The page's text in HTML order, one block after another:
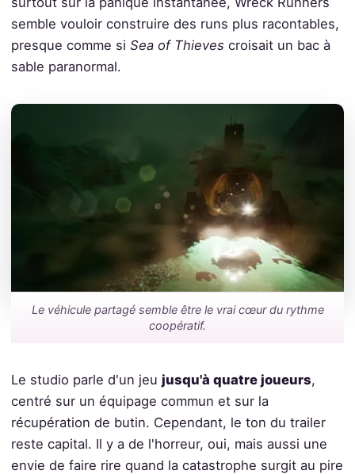
semble vouloir construire des runs plus racontables,
presque comme si Sea of Thieves croisait un bac à
sable paranormal.
Le véhicule partagé semble être le vrai cœur du rythme
coopératif.
Le studio parle d'un jeu jusqu'à quatre joueurs,
centré sur un équipage commun et sur la
récupération de butin. Cependant, le ton du trailer
reste capital. Il y a de l'horreur, oui, mais aussi une
envie de faire rire quand la catastrophe surgit au pire